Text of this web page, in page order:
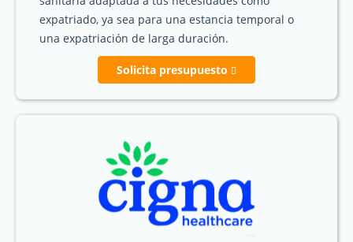
expatriado, ya sea para una estancia temporal o
una expatriación de larga duración.
Solicita presupuesto